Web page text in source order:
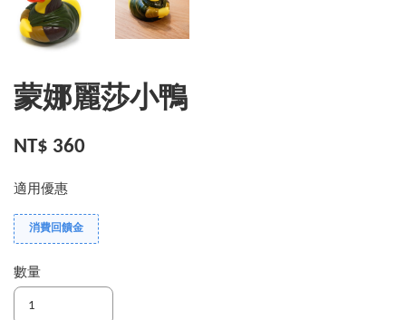
蒙娜麗莎小鴨
NT$ 360
適用優惠
消費回饋金
數量